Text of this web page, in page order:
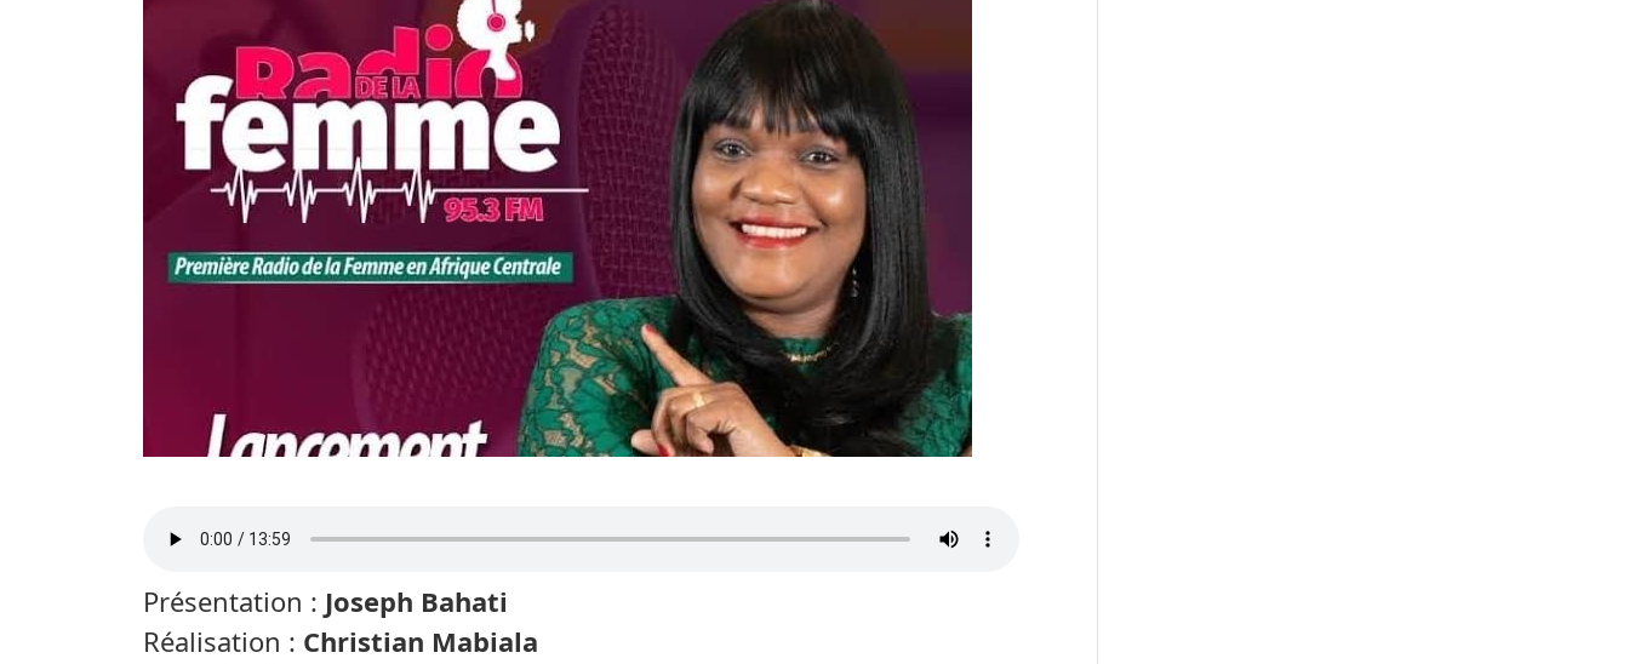
Présentation : Joseph Bahati
Réalisation : Christian Mabiala